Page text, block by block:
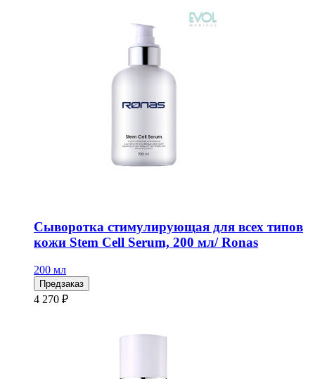
Сыворотка стимулирующая для всех типов
кожи Stem Cell Serum, 200 мл/ Ronas
200 мл
Предзаказ
4 270 ₽